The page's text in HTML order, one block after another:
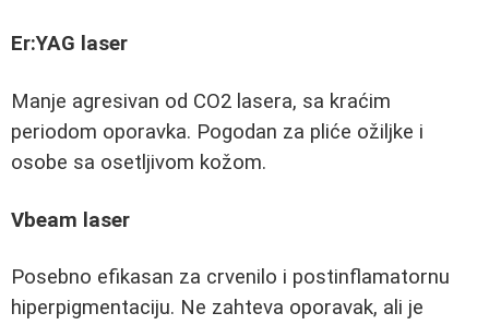
Er:YAG laser
Manje agresivan od CO2 lasera, sa kraćim
periodom oporavka. Pogodan za pliće ožiljke i
osobe sa osetljivom kožom.
Vbeam laser
Posebno efikasan za crvenilo i postinflamatornu
hiperpigmentaciju. Ne zahteva oporavak, ali je